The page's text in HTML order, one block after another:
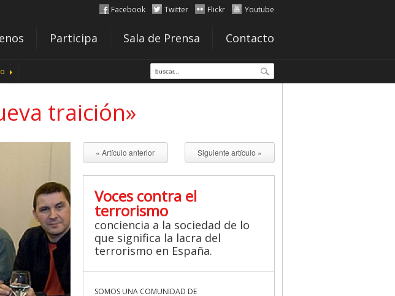
Facebook Twitter Flickr Youtube
Participa Sala de Prensa Contacto
traición»
« Artículo anterior Siguiente artículo »
Voces contra el
terrorismo
conciencia a la sociedad de lo
que significa la lacra del
terrorismo en España.
SOMOS UNA COMUNIDAD DE